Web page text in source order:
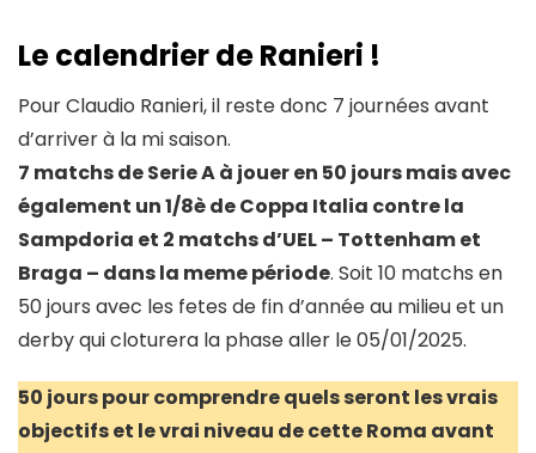
Le calendrier de Ranieri !
Pour Claudio Ranieri, il reste donc 7 journées avant
d’arriver à la mi saison.
7 matchs de Serie A à jouer en 50 jours mais avec
également un 1/8è de Coppa Italia contre la
Sampdoria et 2 matchs d’UEL – Tottenham et
Braga – dans la meme période. Soit 10 matchs en
50 jours avec les fetes de fin d’année au milieu et un
derby qui cloturera la phase aller le 05/01/2025.
50 jours pour comprendre quels seront les vrais
objectifs et le vrai niveau de cette Roma avant